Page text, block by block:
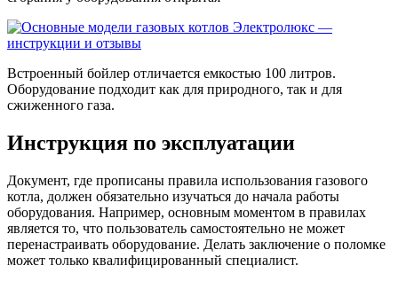
Встроенный бойлер отличается емкостью 100 литров.
Оборудование подходит как для природного, так и для
сжиженного газа.
Инструкция по эксплуатации
Документ, где прописаны правила использования газового
котла, должен обязательно изучаться до начала работы
оборудования. Например, основным моментом в правилах
является то, что пользователь самостоятельно не может
перенастраивать оборудование. Делать заключение о поломке
может только квалифицированный специалист.